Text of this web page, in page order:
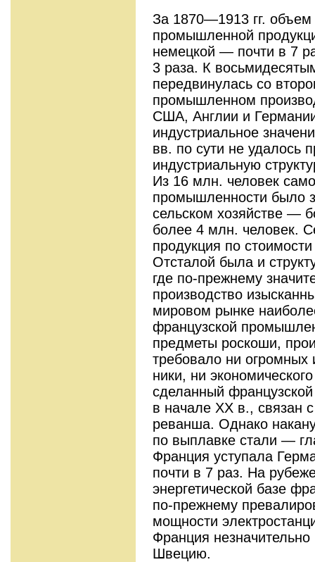
За 1870—1913 гг. объем
промышленной
немецкой — почти в 7
3 раза. К
передвинулась со
промышленном
США, Англии и
индустриальное
вв. по сути не удалось
индустриальную
Из 16 млн. человек
промышленности было
сельском хозяйстве —
более 4 млн. человек.
продукция по
Отсталой была и
где по-прежнему
производство
ми­ровом рынке
французской
предметы роскоши,
требовало ни
ники, ни
сделанный
в начале XX в., свя­зан
реванша. Однако
по выплавке стали —
Франция уступала
почти в 7 раз. На
энергетической базе
по-прежнему
мощности
Франция
Швецию.